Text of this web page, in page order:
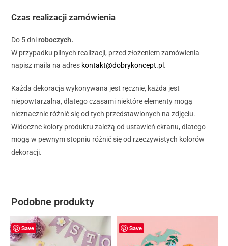
Czas realizacji zamówienia
Do 5 dniroboczych.
W przypadku pilnych realizacji, przed złożeniem zamówienia
napisz maila na adres kontakt@dobrykoncept.pl .
Każda dekoracja wykonywana jest ręcznie, każda jest
niepowtarzalna, dlatego czasami niektóre elementy mogą
nieznacznie różnić się od tych przedstawionych na zdjęciu.
Widoczne kolory produktu zależą od ustawień ekranu, dlatego
mogą w pewnym stopniu różnić się od rzeczywistych kolorów
dekoracji.
Podobne produkty
Save Save